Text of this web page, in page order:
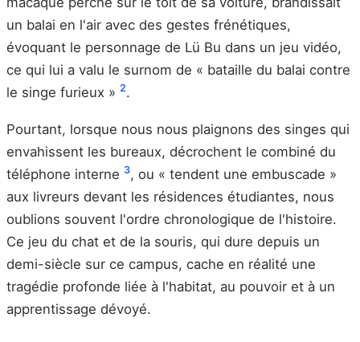
un balai en l'air avec des gestes frénétiques,
évoquant le personnage de Lü Bu dans un jeu vidéo,
ce qui lui a valu le surnom de « bataille du balai contre
le singe furieux » 2.
Pourtant, lorsque nous nous plaignons des singes qui
envahissent les bureaux, décrochent le combiné du
téléphone interne 3, ou « tendent une embuscade »
aux livreurs devant les résidences étudiantes, nous
oublions souvent l'ordre chronologique de l'histoire.
Ce jeu du chat et de la souris, qui dure depuis un
demi-siècle sur ce campus, cache en réalité une
tragédie profonde liée à l'habitat, au pouvoir et à un
apprentissage dévoyé.